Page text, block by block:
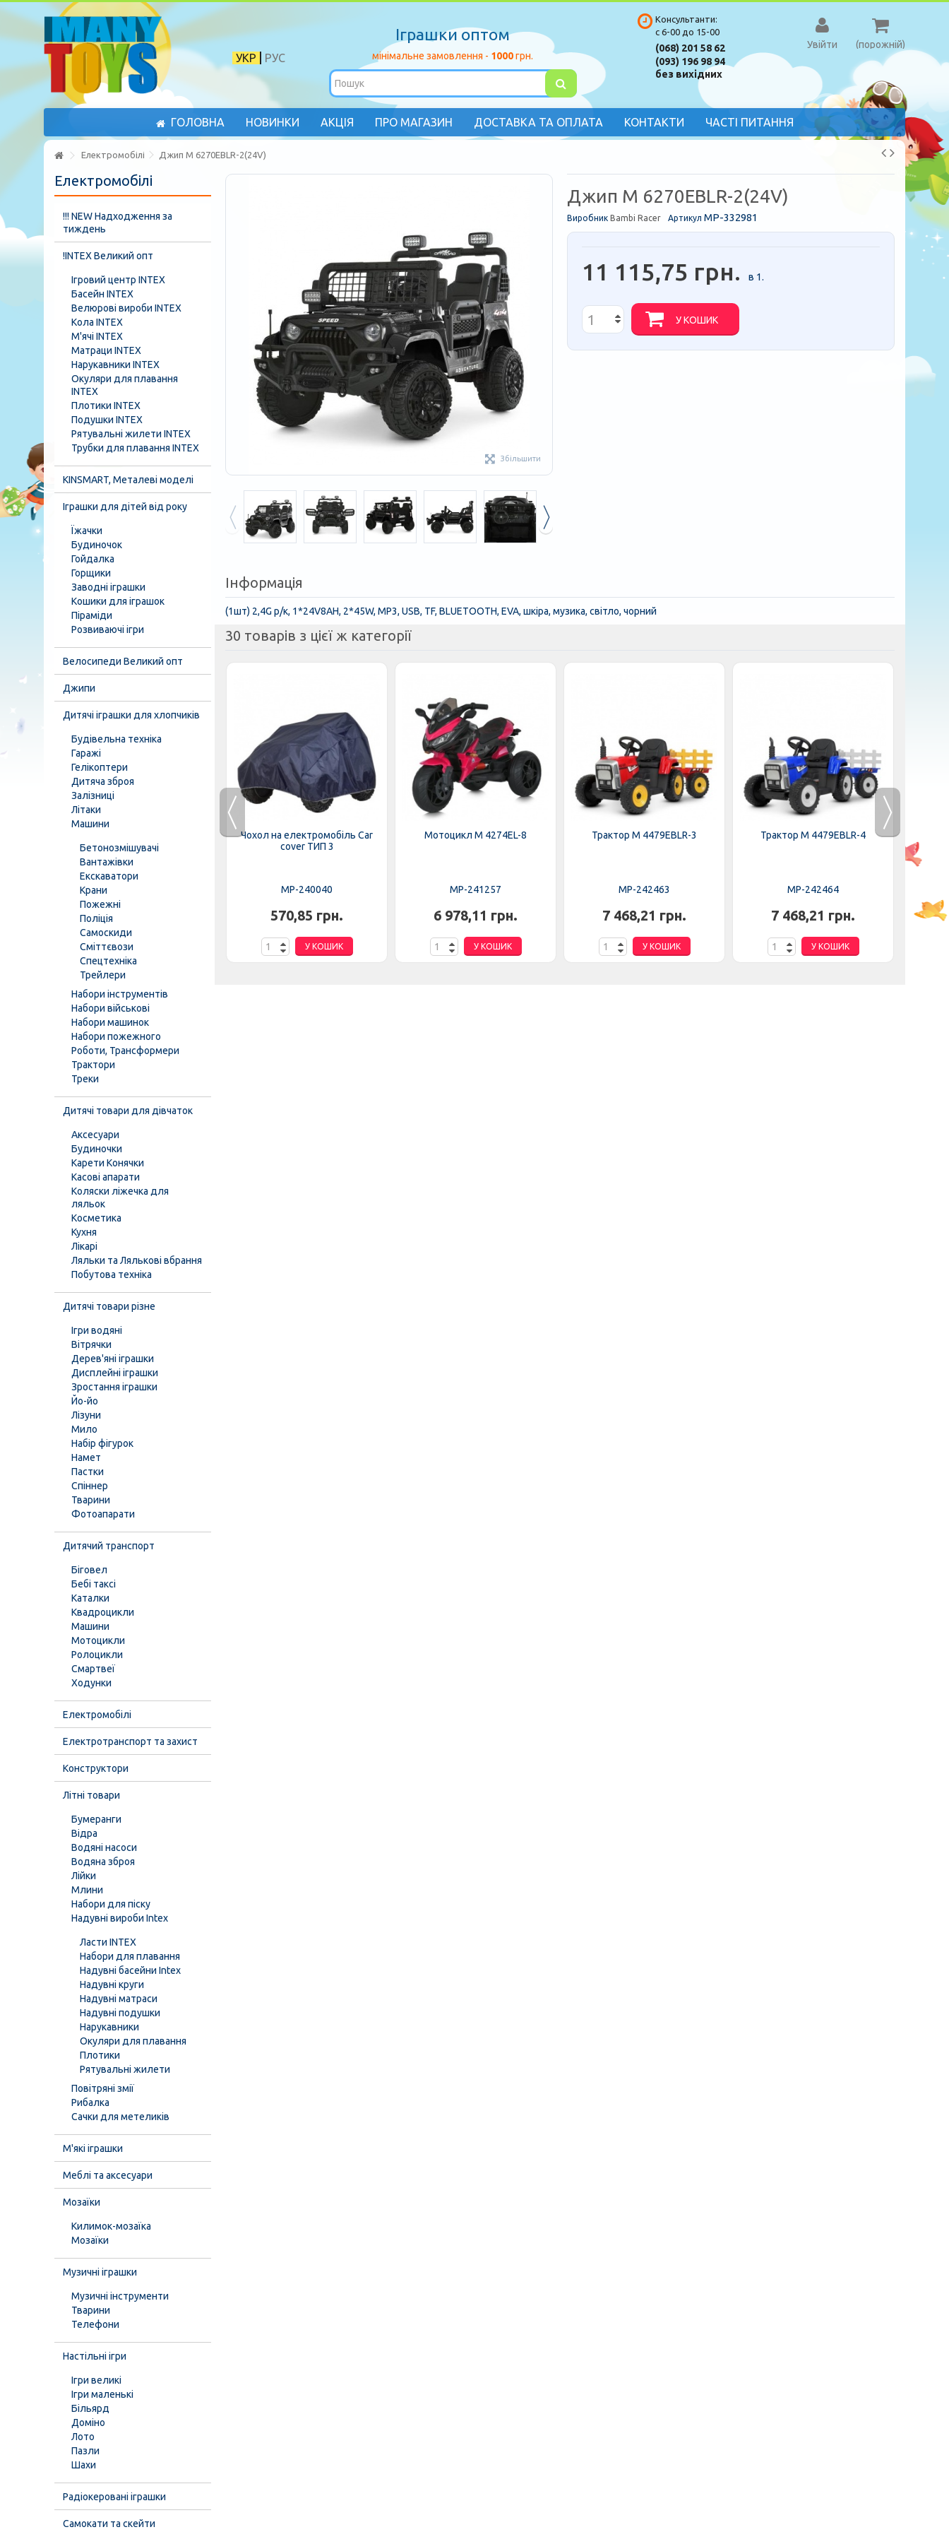
РУС
УКР
Іграшки оптом
мінімальне замовлення - 1000грн.
(порожній)
Увійти
Консультанти:
с 6-00 до 15-00
(068) 201 58 62
(093) 196 98 94
без вихідних
ГОЛОВНА НОВИНКИ АКЦІЯ ПРО МАГАЗИН ДОСТАВКА ТА ОПЛАТА КОНТАКТИ ЧАСТІ ПИТАННЯ
Електромобілі Джип M 6270EBLR-2(24V)
Збільшити
Джип M 6270EBLR-2(24V)
Виробник Bambi Racer Артикул MP-332981
11 115,75 грн. в 1.
У КОШИК
Інформація
(1шт) 2,4G р/к, 1*24V8AH, 2*45W, MP3, USB, TF, BLUETOOTH, EVA, шкіра, музика, світло, чорний
30 товарів з цієї ж категорії
14 922,82 грн.
Чохол на електромобіль Car
cover ТИП 3
MP-240040
570,85 грн.
У КОШИК
Мотоцикл M 4274EL-8
MP-241257
6 978,11 грн.
У КОШИК
Трактор M 4479EBLR-3
MP-242463
7 468,21 грн.
У КОШИК
Трактор M 4479EBLR-4
MP-242464
7 468,21 грн.
У КОШИК
Електромобілі
!!! NEW Надходження за
тиждень
!INTEX Великий опт
Ігровий центр INTEX
Басейн INTEX
Велюрові вироби INTEX
Кола INTEX
М'ячі INTEX
Матраци INTEX
Нарукавники INTEX
Окуляри для плавання
INTEX
Плотики INTEX
Подушки INTEX
Рятувальні жилети INTEX
Трубки для плавання INTEX
KINSMART, Металеві моделі
Іграшки для дітей від року
Їжачки
Будиночок
Гойдалка
Горщики
Заводні іграшки
Кошики для іграшок
Піраміди
Розвиваючі ігри
Велосипеди Великий опт
Джипи
Дитячі іграшки для хлопчиків
Будівельна техніка
Гаражі
Гелікоптери
Дитяча зброя
Залізниці
Літаки
Машини
Бетонозмішувачі
Вантажівки
Екскаватори
Крани
Пожежні
Поліція
Самоскиди
Сміттєвози
Спецтехніка
Трейлери
Набори інструментів
Набори військові
Набори машинок
Набори пожежного
Роботи, Трансформери
Трактори
Треки
Дитячі товари для дівчаток
Аксесуари
Будиночки
Карети Конячки
Касові апарати
Коляски ліжечка для
ляльок
Косметика
Кухня
Лікарі
Ляльки та Лялькові вбрання
Побутова техніка
Дитячі товари різне
Ігри водяні
Вітрячки
Дерев'яні іграшки
Дисплейні іграшки
Зростання іграшки
Йо-йо
Лізуни
Мило
Набір фігурок
Намет
Пастки
Спіннер
Тварини
Фотоапарати
Дитячий транспорт
Біговел
Бебі таксі
Каталки
Квадроцикли
Машини
Мотоцикли
Ролоцикли
Смартвеї
Ходунки
Електромобілі
Електротранспорт та захист
Конструктори
Літні товари
Бумеранги
Відра
Водяні насоси
Водяна зброя
Лійки
Млини
Набори для піску
Надувні вироби Intex
Ласти INTEX
Набори для плавання
Надувні басейни Intex
Надувні круги
Надувні матраси
Надувні подушки
Нарукавники
Окуляри для плавання
Плотики
Рятувальні жилети
Повітряні змії
Рибалка
Сачки для метеликів
М'які іграшки
Меблі та аксесуари
Мозаїки
Килимок-мозаїка
Мозаїки
Музичні іграшки
Музичні інструменти
Тварини
Телефони
Настільні ігри
Ігри великі
Ігри маленькі
Більярд
Доміно
Лото
Пазли
Шахи
Радіокеровані іграшки
Самокати та скейти